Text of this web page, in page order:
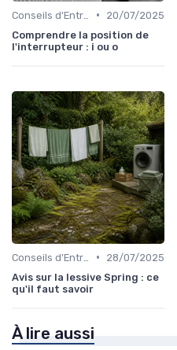
•
20/07/2025
Comprendre la position de
l'interrupteur : i ou o
•
28/07/2025
Avis sur la lessive Spring : ce
qu'il faut savoir
À lire aussi